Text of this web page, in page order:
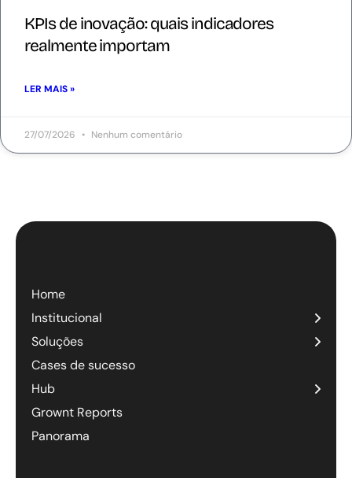
KPIs de inovação: quais indicadores
realmente importam
LER MAIS »
27/07/2026 Nenhum comentário
Home
Institucional
Soluções
Cases de sucesso
Hub
Grownt Reports
Panorama